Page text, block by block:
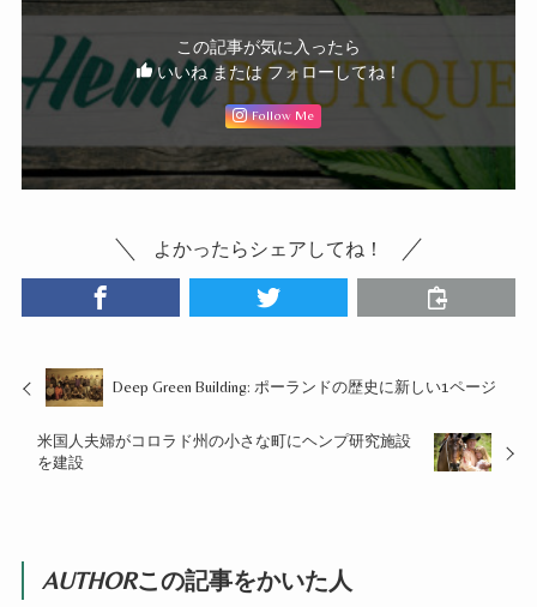
この記事が気に入ったら
いいね または フォローしてね！
Follow Me
よかったらシェアしてね！
Deep Green Building: ポーランドの歴史に新しい1ページ
米国人夫婦がコロラド州の小さな町にヘンプ研究施設
を建設
AUTHORこの記事をかいた人